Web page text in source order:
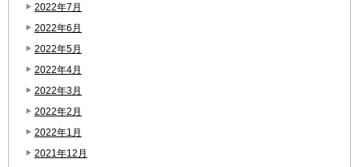
2022年7月
2022年6月
2022年5月
2022年4月
2022年3月
2022年2月
2022年1月
2021年12月